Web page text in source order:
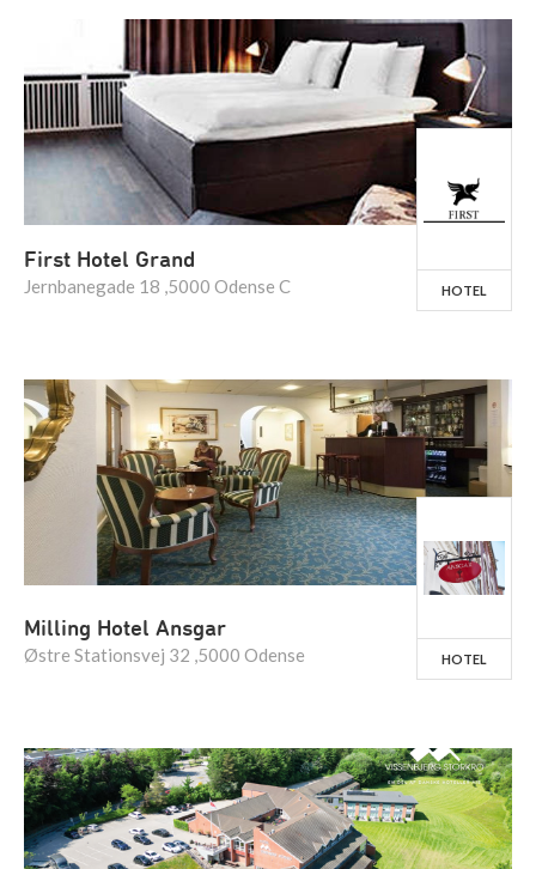
First Hotel Grand
Jernbanegade 18 ,5000 Odense C HOTEL
Milling Hotel Ansgar
Østre Stationsvej 32 ,5000 Odense HOTEL